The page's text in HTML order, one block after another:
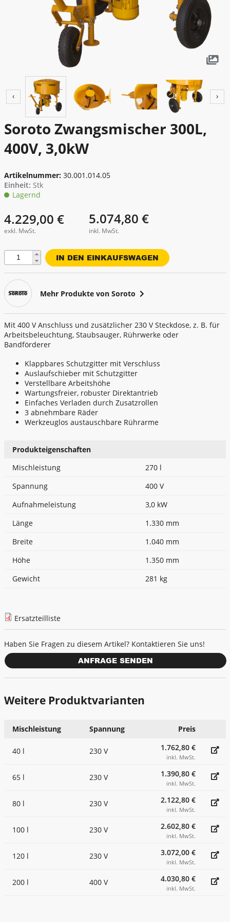
Garten - Pumpen
Gerüste - Leitern
Heben - Zurren
Heizen - Klima - Winterbedarf
Kanal - Entwässerung
Malen - Mauern - Fliesenlegen
Messtechnik
Reinigung - Behälter
Transportgeräte
Verkehrsabsicherung
Werkzeuge - Werkstatt
ZUR GESAMTÜBERSICHT
Previous
Next
‹
›
Soroto Zwangsmischer 300L,
400V, 3,0kW
Artikelnummer: 30.001.014.05
Einheit: Stk
Lagernd
4.229,00 €
exkl. MwSt.
5.074,80 €
inkl. MwSt.
Menge
SorotoMehr Produkte von Soroto
Mit 400 V Anschluss und zusätzlicher 230 V Steckdose, z. B. für
Arbeitsbeleuchtung, Staubsauger, Rührwerke oder
Bandförderer
Klappbares Schutzgitter mit Verschluss
Auslaufschieber mit Schutzgitter
Verstellbare Arbeitshöhe
Wartungsfreier, robuster Direktantrieb
Einfaches Verladen durch Zusatzrollen
3 abnehmbare Räder
Werkzeuglos austauschbare Rührarme
Produkteigenschaften
Mischleistung
270 l
Spannung
400 V
Aufnahmeleistung
3,0 kW
Länge
1.330 mm
Breite
1.040 mm
Höhe
1.350 mm
Gewicht
281 kg
Ersatzteilliste
Haben Sie Fragen zu diesem Artikel? Kontaktieren Sie uns!
ANFRAGE SENDEN
Weitere Produktvarianten
Mischleistung Spannung Preis
40 l 230 V 1.762,80 €
inkl. MwSt.
65 l 230 V 1.390,80 €
inkl. MwSt.
80 l 230 V 2.122,80 €
inkl. MwSt.
100 l 230 V 2.602,80 €
inkl. MwSt.
120 l 230 V 3.072,00 €
inkl. MwSt.
200 l 400 V 4.030,80 €
inkl. MwSt.